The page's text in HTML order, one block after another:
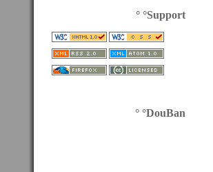
° °Support
° °DouBan